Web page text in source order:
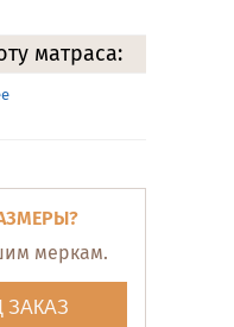
матраса:
меркам.
ЗАКАЗ